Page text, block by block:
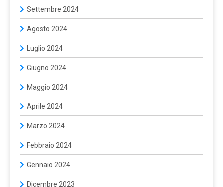
Settembre 2024
Agosto 2024
Luglio 2024
Giugno 2024
Maggio 2024
Aprile 2024
Marzo 2024
Febbraio 2024
Gennaio 2024
Dicembre 2023